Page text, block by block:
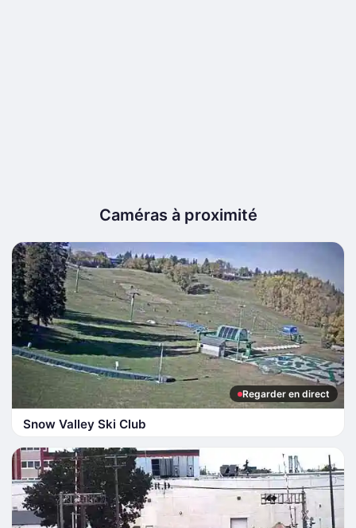
Caméras à proximité
Regarder en direct
Snow Valley Ski Club